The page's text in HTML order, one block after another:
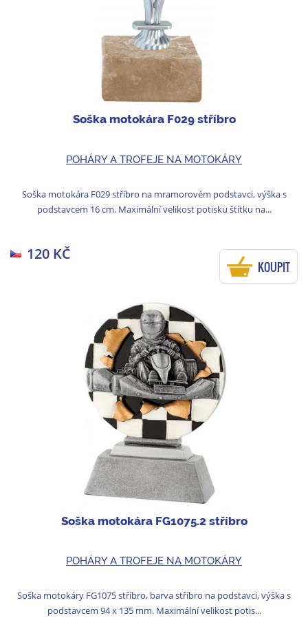
Soška motokára F029 stříbro
POHÁRY A TROFEJE NA MOTOKÁRY
Soška motokára F029 stříbro na mramorovém podstavci, výška s
podstavcem 16 cm. Maximální velikost potisku štítku na...
120 KČ
KOUPIT
Soška motokára FG1075.2 stříbro
POHÁRY A TROFEJE NA MOTOKÁRY
Soška motokáry FG1075 stříbro, barva stříbro na podstavci, výška s
podstavcem 94 x 135 mm. Maximální velikost potis...